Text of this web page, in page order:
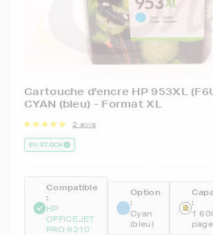
Cartouche d'encre HP 953XL
CYAN (bleu) - Format XL
2 avis
EN STOCK
Compatible
:
HP
OFFICEJET
PRO 8210
Option
:
Cyan
(bleu)
:
1